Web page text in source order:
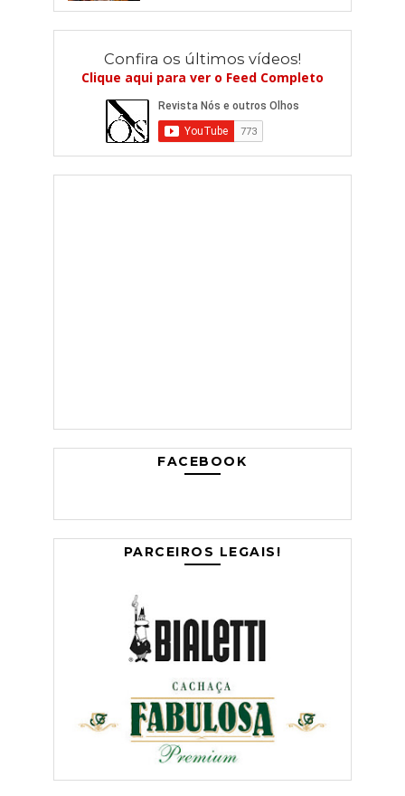
Confira os últimos vídeos!
Clique aqui para ver o Feed Completo
FACEBOOK
PARCEIROS LEGAIS!